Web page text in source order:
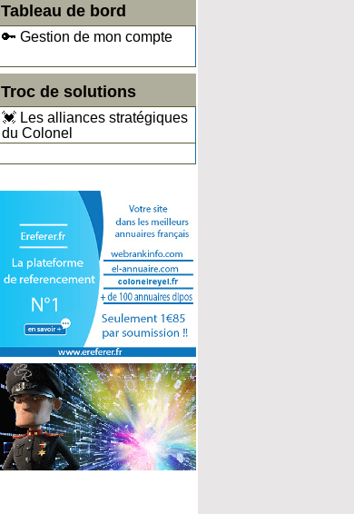
Tableau de bord
🔑 Gestion de mon compte
Troc de solutions
💓 Les alliances stratégiques
du Colonel